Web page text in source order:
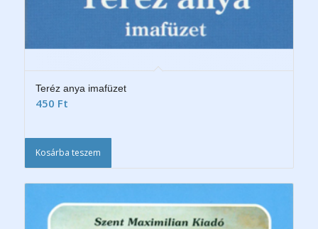
Teréz anya imafüzet
450 Ft
Kosárba teszem